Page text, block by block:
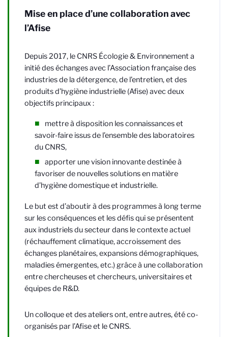
Mise en place d’une collaboration avec
l’Afise
Depuis 2017, le CNRS Écologie & Environnement a
initié des échanges avec l’Association française des
industries de la détergence, de l’entretien, et des
produits d’hygiène industrielle (Afise) avec deux
objectifs principaux :
mettre à disposition les connaissances et
savoir-faire issus de l’ensemble des laboratoires
du CNRS,
apporter une vision innovante destinée à
favoriser de nouvelles solutions en matière
d’hygiène domestique et industrielle.
Le but est d’aboutir à des programmes à long terme
sur les conséquences et les défis qui se présentent
aux industriels du secteur dans le contexte actuel
(réchauffement climatique, accroissement des
échanges planétaires, expansions démographiques,
maladies émergentes, etc.) grâce à une collaboration
entre chercheuses et chercheurs, universitaires et
équipes de R&D.
Un colloque et des ateliers ont, entre autres, été co-
organisés par l’Afise et le CNRS.